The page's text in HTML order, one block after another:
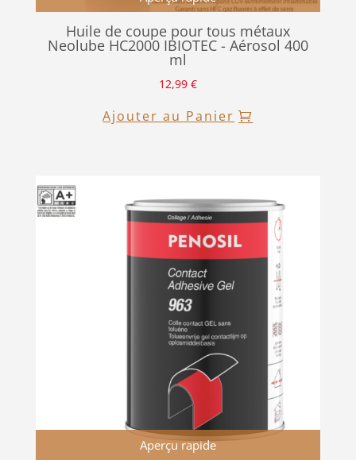
Huile de coupe pour tous métaux
Neolube HC2000 IBIOTEC - Aérosol 400
ml
12,99 €
Ajouter au Panier
Aperçu rapide